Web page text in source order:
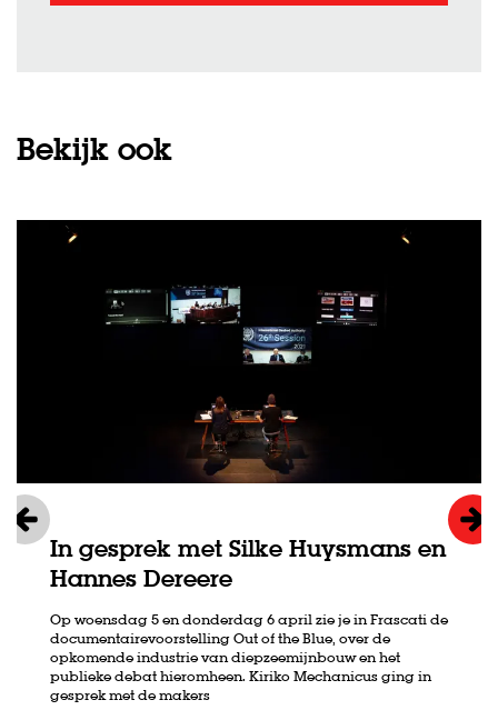
Bekijk ook
In gesprek met Silke Huysmans en
Hannes Dereere
Op woensdag 5 en donderdag 6 april zie je in Frascati de
documentairevoorstelling Out of the Blue, over de
opkomende industrie van diepzeemijnbouw en het
publieke debat hieromheen. Kiriko Mechanicus ging in
gesprek met de makers